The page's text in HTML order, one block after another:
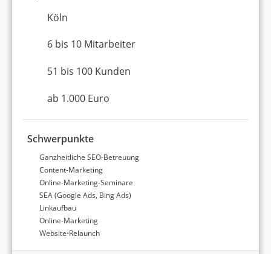
Köln
6 bis 10 Mitarbeiter
51 bis 100 Kunden
ab 1.000 Euro
Schwerpunkte
Ganzheitliche SEO-Betreuung
Content-Marketing
Online-Marketing-Seminare
SEA (Google Ads, Bing Ads)
Linkaufbau
Online-Marketing
Website-Relaunch